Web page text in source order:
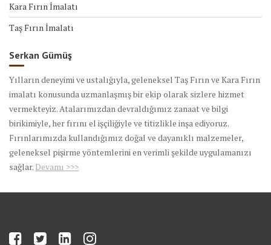
Kara Fırın İmalatı
Taş Fırın İmalatı
Serkan Gümüş
Yılların deneyimi ve ustalığıyla, geleneksel Taş Fırın ve Kara Fırın
imalatı konusunda uzmanlaşmış bir ekip olarak sizlere hizmet
vermekteyiz. Atalarımızdan devraldığımız zanaat ve bilgi
birikimiyle, her fırını el işçiliğiyle ve titizlikle inşa ediyoruz.
Fırınlarımızda kullandığımız doğal ve dayanıklı malzemeler,
geleneksel pişirme yöntemlerini en verimli şekilde uygulamanızı
sağlar. Devamı >>>